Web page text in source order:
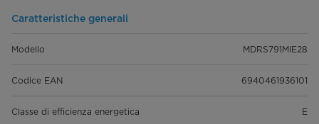
Caratteristiche generali
Modello MDRS791MIE28
Codice EAN 6940461936101
Classe di efficienza energetica E